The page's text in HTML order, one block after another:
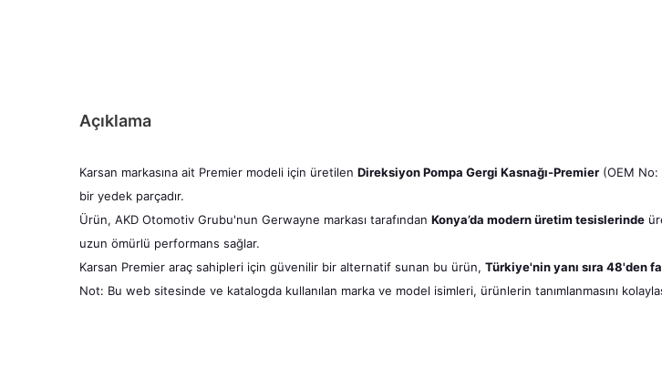
Açıklama
Karsan markasına ait Premier modeli için üretilen Direksiyon Pompa Gergi Kasnağı-Premier (OEM No:
bir yedek parçadır.
Ürün, AKD Otomotiv Grubu'nun Gerwayne markası tarafından Konya’da modern üretim tesislerinde
uzun ömürlü performans sağlar.
Karsan Premier araç sahipleri için güvenilir bir alternatif sunan bu ürün, Türkiye'nin yanı sıra 48'den
Not: Bu web sitesinde ve katalogda kullanılan marka ve model isimleri, ürünlerin tanımlanmasını